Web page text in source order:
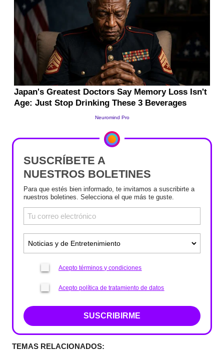
SUSCRÍBETE A
NUESTROS BOLETINES
Para que estés bien informado, te invitamos a suscribirte a
nuestros boletines. Selecciona el que más te guste.
Acepto términos y condiciones
Acepto política de tratamiento de datos
SUSCRIBIRME
TEMAS RELACIONADOS: